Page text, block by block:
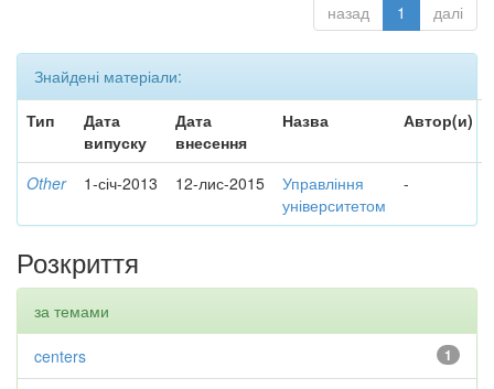
назад 1 далі
Знайдені матеріали:
Тип
Дата
випуску
Дата
внесення
Назва Автор(и)
Other 1-січ-2013 12-лис-2015
Управління
університетом
-
Розкриття
за темами
1
centers